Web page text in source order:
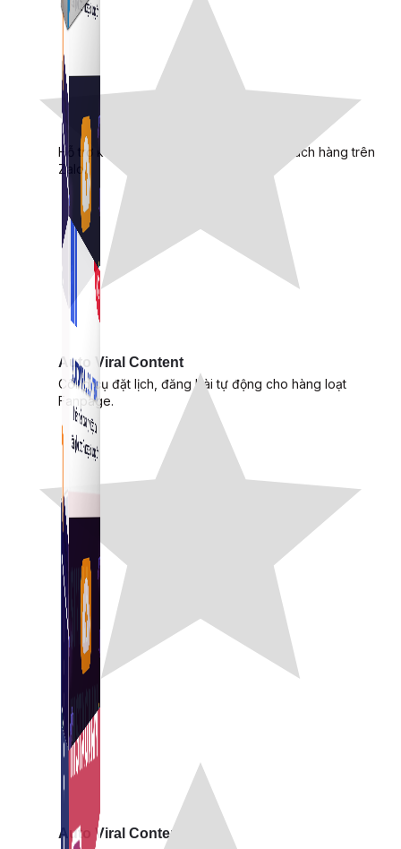
Auto Viral Content
Công cụ đặt lịch, đăng bài tự động cho hàng loạt
Fanpage.
Simple Zalo
Hỗ trợ kết bạn, gửi tin nhắn chăm sóc khách hàng trên
Zalo.
Auto Viral Content